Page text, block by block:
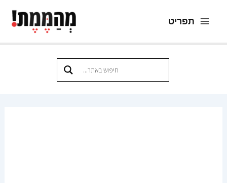
לתוכן
תפריט